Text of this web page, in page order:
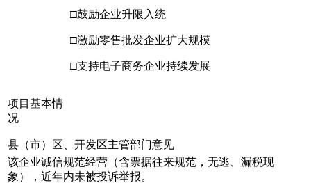
□鼓励企业升限入统
□激励零售批发企业扩大规模
□支持电子商务企业持续发展
项目基本情
况
县（市）区、开发区主管部门意见
该企业诚信规范经营（含票据往来规范，无逃、漏税现
象），近年内未被投诉举报。